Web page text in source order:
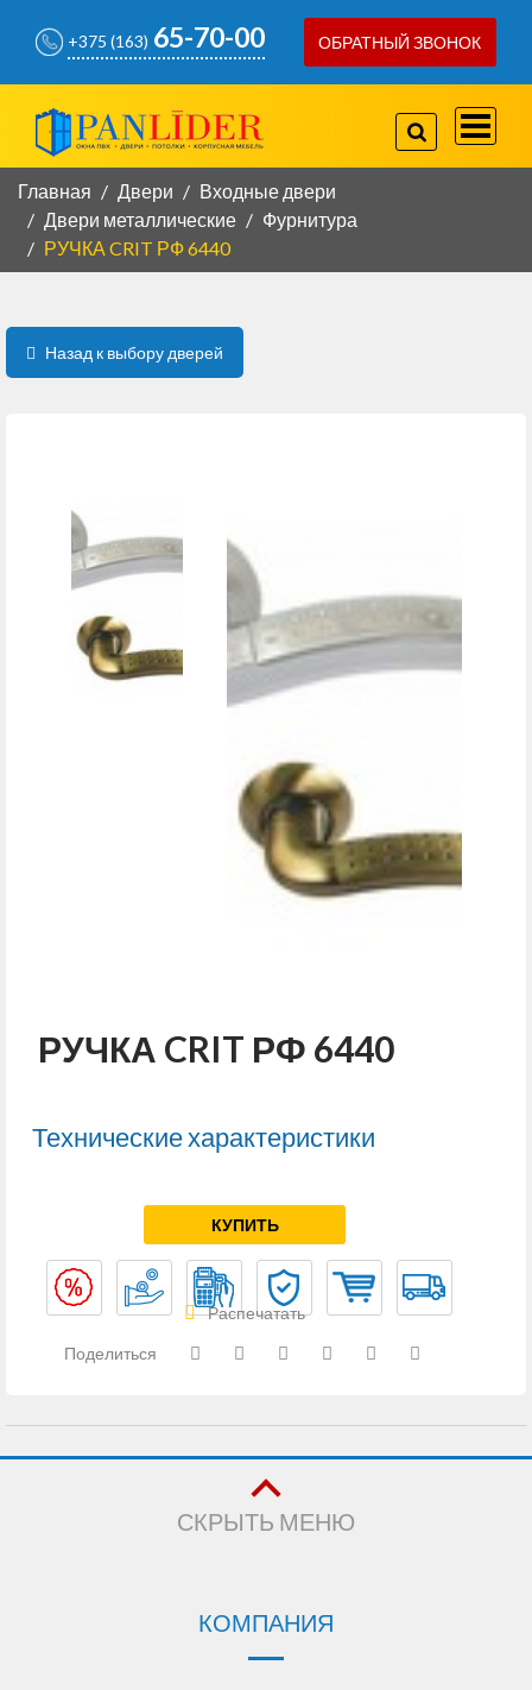
+375 (163) 65-70-00
+375(29) 778-80-66
ОБРАТНЫЙ ЗВОНОК
КОРПУСНАЯ МЕБЕЛЬ
Главная Двери
Входные двери
Двери металлические
Фурнитура
РУЧКА CRIT РФ 6440
Назад к выбору дверей
РУЧКА CRIT РФ 6440
Технические характеристики
КУПИТЬ
Распечатать
Поделиться
СКРЫТЬ МЕНЮ
КОМПАНИЯ